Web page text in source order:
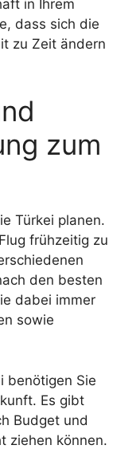
in Ihrem
dass sich die
zu Zeit ändern
zum
Türkei planen.
frühzeitig zu
den besten
dabei immer
sowie
benötigen Sie
Es gibt
Budget und
ziehen können.